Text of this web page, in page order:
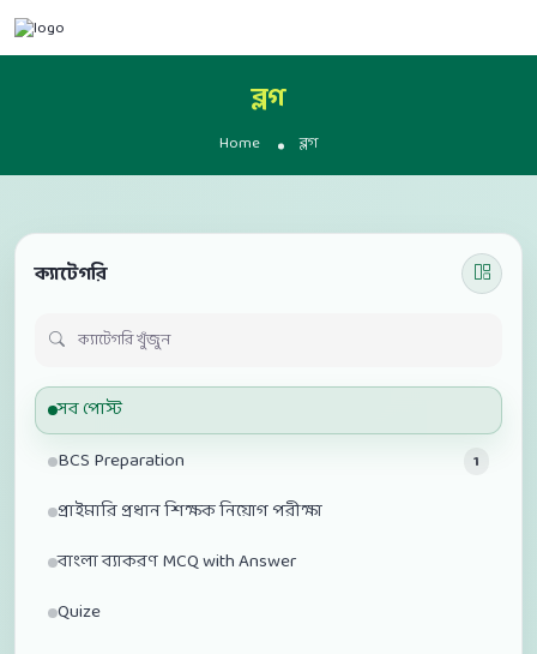
ব্লগ
Home ব্লগ
ক্যাটেগরি
সব পোস্ট
BCS Preparation
1
প্রাইমারি প্রধান শিক্ষক নিয়োগ পরীক্ষা
বাংলা ব্যাকরণ MCQ with Answer
Quize